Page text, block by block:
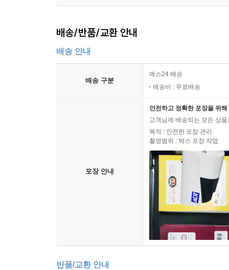
박제된 사건이 아닌 인간 행위와 숨결이 담긴 사전
나아가기 위한 의미 있는 일이라 할 수 있
‘한국근현대생활사큰사전’은 ‘내 안의 역사를
배송/반품/교환 안내
배송 안내
배송 구분
예스24 배송
배송비 : 무료배송
포장 안내
안전하고 정확한 포장을 위
고객님께 배송되는 모든 상
목적 : 안전한 포장 관리
촬영범위 : 박스 포장 작업
반품/교환 안내